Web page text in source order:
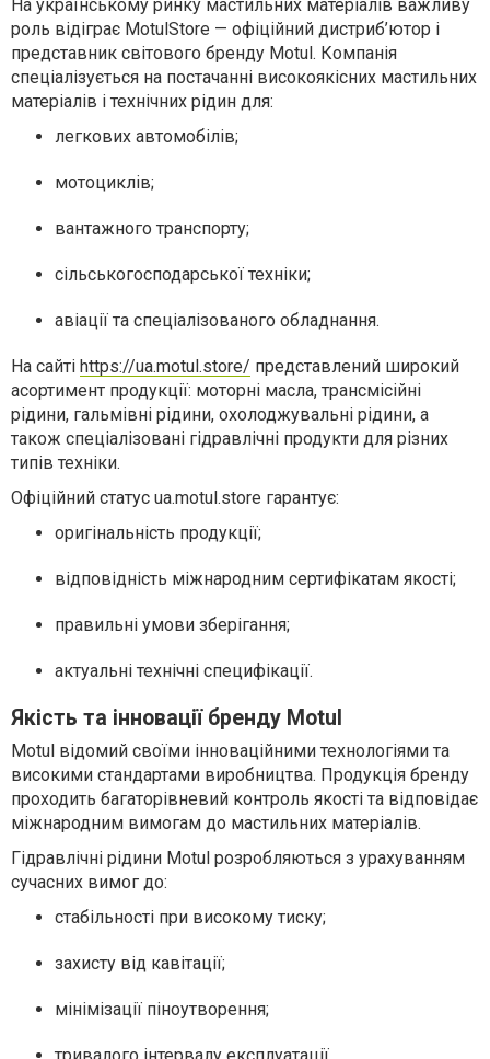
На українському ринку мастильних матеріалів важливу
роль відіграє MotulStore — офіційний дистриб’ютор і
представник світового бренду Motul. Компанія
спеціалізується на постачанні високоякісних мастильних
матеріалів і технічних рідин для:
легкових автомобілів;
мотоциклів;
вантажного транспорту;
сільськогосподарської техніки;
авіації та спеціалізованого обладнання.
На сайті https://ua.motul.store/ представлений широкий
асортимент продукції: моторні масла, трансмісійні
рідини, гальмівні рідини, охолоджувальні рідини, а
також спеціалізовані гідравлічні продукти для різних
типів техніки.
Офіційний статус ua.motul.store гарантує:
оригінальність продукції;
відповідність міжнародним сертифікатам якості;
правильні умови зберігання;
актуальні технічні специфікації.
Якість та інновації бренду Motul
Motul відомий своїми інноваційними технологіями та
високими стандартами виробництва. Продукція бренду
проходить багаторівневий контроль якості та відповідає
міжнародним вимогам до мастильних матеріалів.
Гідравлічні рідини Motul розробляються з урахуванням
сучасних вимог до:
стабільності при високому тиску;
захисту від кавітації;
мінімізації піноутворення;